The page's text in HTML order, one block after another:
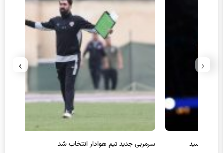
سرمربی جدید تیم هوادار انتخاب شد
‹
›